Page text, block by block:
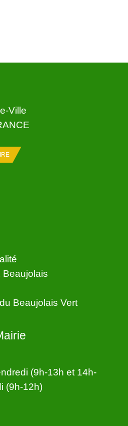
Ville
Beaujolais
Beaujolais Vert
(9h-13h et 14h-
(9h-12h)